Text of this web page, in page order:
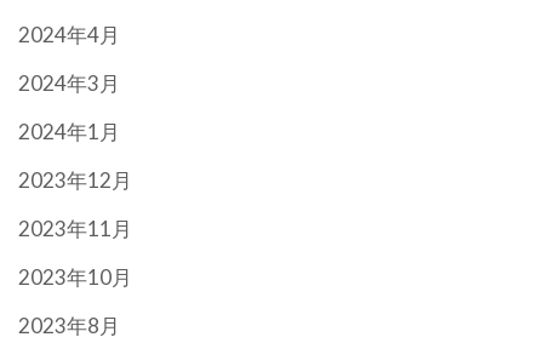
2024年4月
2024年3月
2024年1月
2023年12月
2023年11月
2023年10月
2023年8月